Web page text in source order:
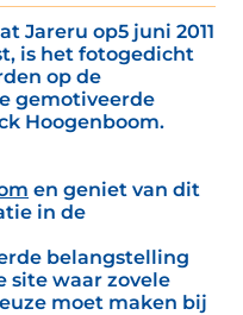
Jareru op5 juni 2011
is het fotogedicht
op de
gemotiveerde
Hoogenboom.
en geniet van dit
in de
belangstelling
site waar zovele
moet maken bij